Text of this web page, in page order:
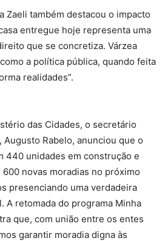
Zaeli também destacou o impacto
entregue hoje representa uma
que se concretiza. Várzea
a política pública, quando feita
realidades”.
das Cidades, o secretário
Augusto Rabelo, anunciou que o
440 unidades em construção e
novas moradias no próximo
presenciando uma verdadeira
A retomada do programa Minha
que, com união entre os entes
garantir moradia digna às